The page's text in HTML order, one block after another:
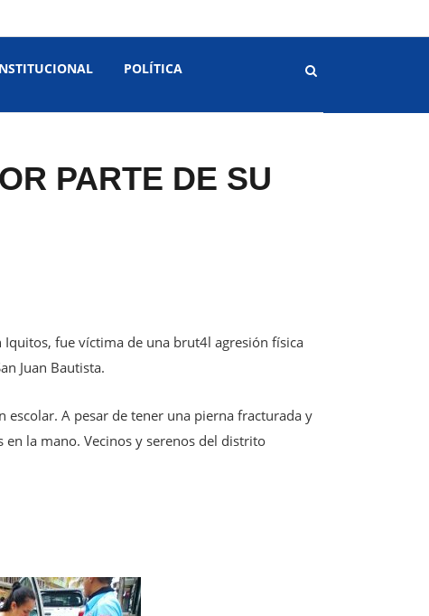
POLÍTICA
PARTE DE SU
fue víctima de una brut4l agresión física
Juan Bautista.
A pesar de tener una pierna fracturada y
la mano. Vecinos y serenos del distrito